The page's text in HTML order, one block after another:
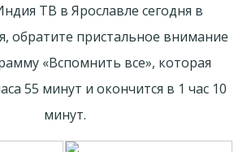
ТВ в Ярославле сегодня в
обратите пристальное внимание
«Вспомнить все», которая
55 минут и окончится в 1 час 10
минут.